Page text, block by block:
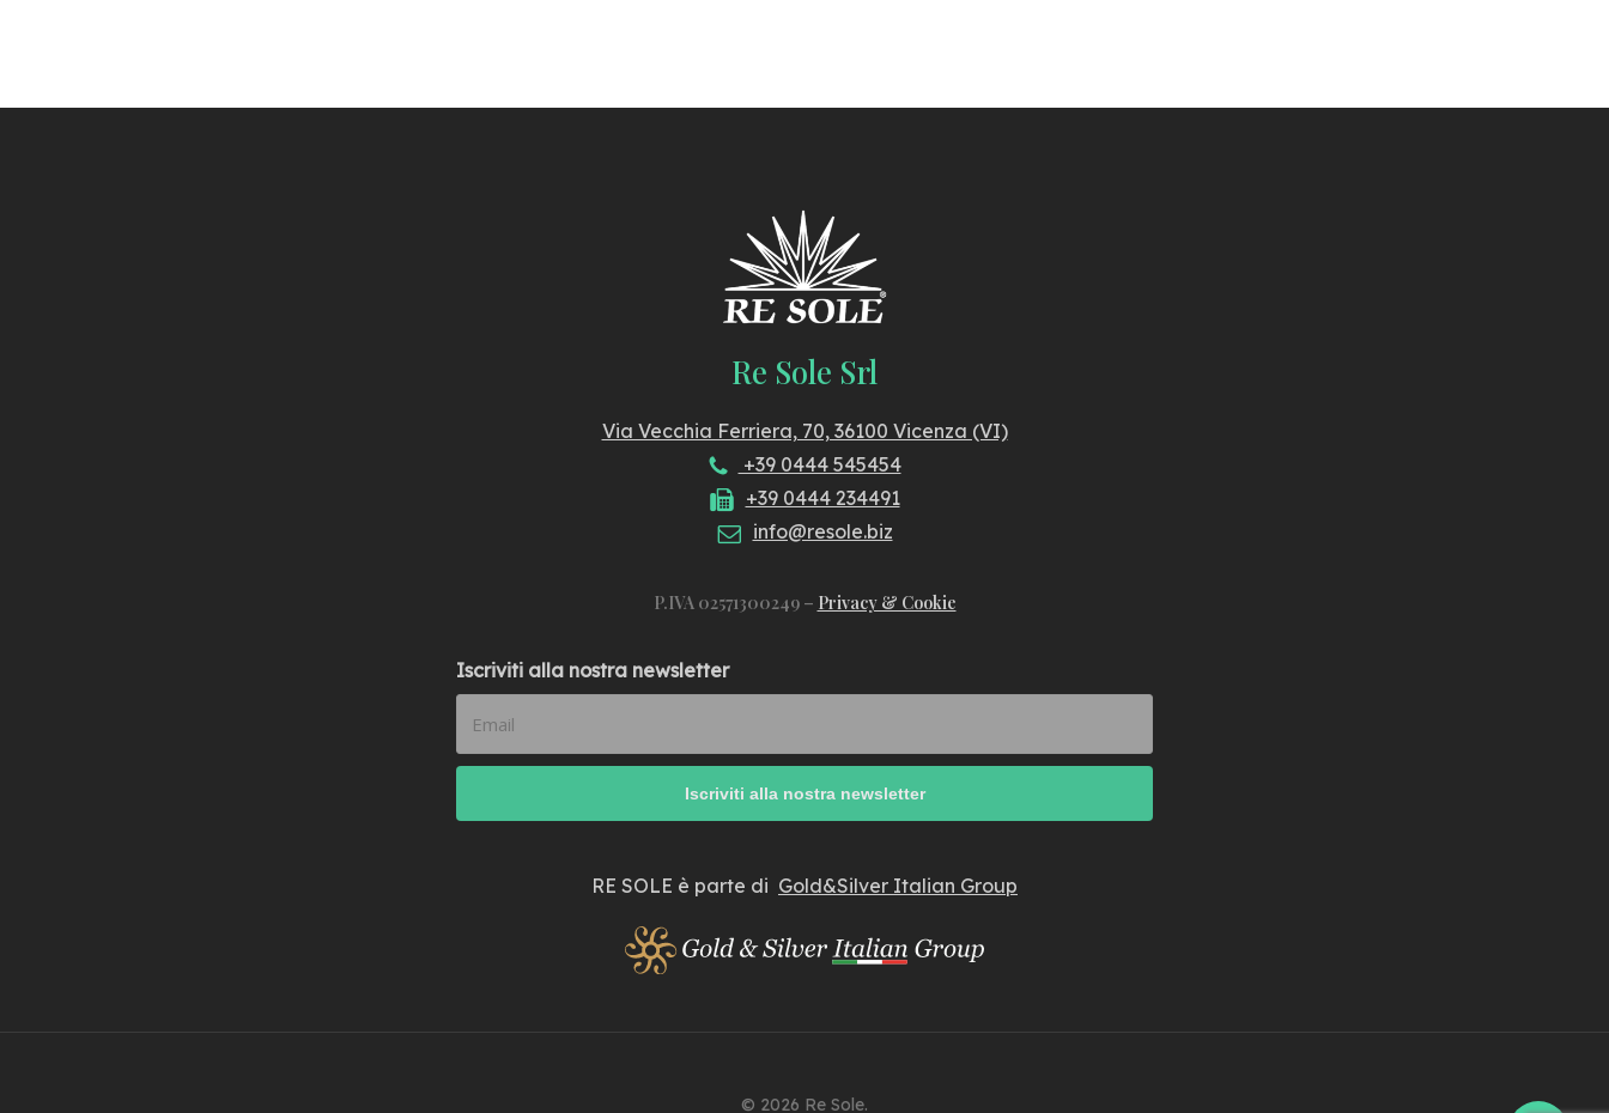
Re Sole Srl
Via Vecchia Ferriera, 70, 36100 Vicenza (VI)
+39 0444 545454
+39 0444 234491
info@resole.biz
P.IVA 02571300249 – Privacy & Cookie
Iscriviti alla nostra newsletter
RE SOLE è parte di Gold&Silver Italian Group
© 2026 Re Sole.